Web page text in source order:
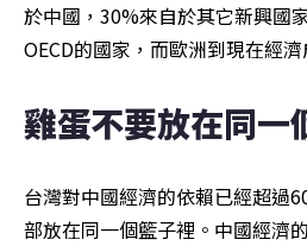
於中國，30%來自於其它新興國
OECD的國家，而歐洲到現在經
雞蛋不要放在同一
台灣對中國經濟的依賴已經超過
部放在同一個籃子裡。中國經濟